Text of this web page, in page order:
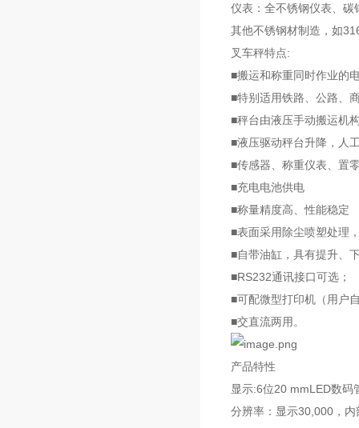
仪表：全不锈钢仪表、
其他不锈钢材制造，如
叉车秤特点:
■搬运和称重同时作业的
■特别适用铁路、公路、
■秤台由液压手动搬运机
■液压驱动秤台升降，人
■传感器、称重仪表、置
■充电电池供电
■称量精度高、性能稳定
■表面采用除尘喷塑处理
■自带油缸，具有提升、
■RS232通讯接口可选；
■可配微型打印机（用户
■交直流两用。
产品特性
显示:6位20 mmLED数码
分辨率：显示30,000，